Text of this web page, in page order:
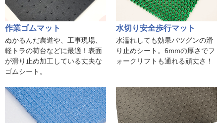
作業ゴムマット
ぬかるんだ農道や、工事現場、
軽トラの荷台などに最適！表面
が滑り止め加工している丈夫な
ゴムシート。
水切り安全歩行マット
水濡れしても効果バツグンの滑
り止めシート。6mmの厚さでフ
ォークリフトも通れる頑丈さ！